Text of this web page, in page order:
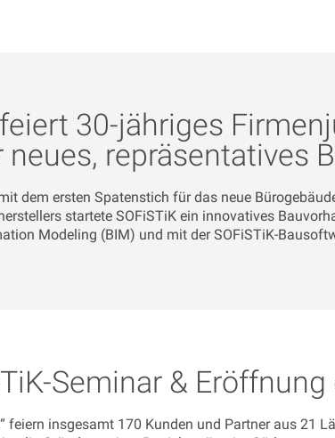
30-jähriges
repräsentatives
dem ersten Spatenstich für das neue
startete SOFiSTiK ein innovatives
Modeling (BIM) und mit der SOFiSTiK-
Seminar &
feiern insgesamt 170 Kunden und Partner aus 21